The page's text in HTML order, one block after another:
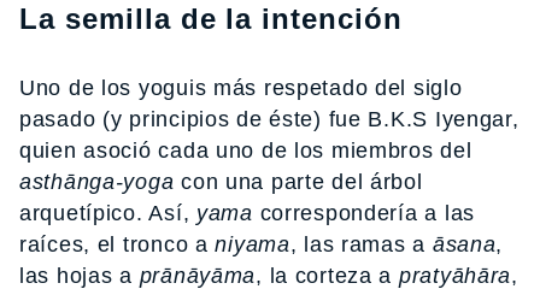
La semilla de la intención
Uno de los yoguis más respetado del siglo
pasado (y principios de éste) fue B.K.S Iyengar,
quien asoció cada uno de los miembros del
asthānga-yogacon una parte del árbol
arquetípico. Así, yama correspondería a las
raíces, el tronco aniyama, las ramas a āsana,
las hojas a prānāyāma, la corteza a pratyāhāra,